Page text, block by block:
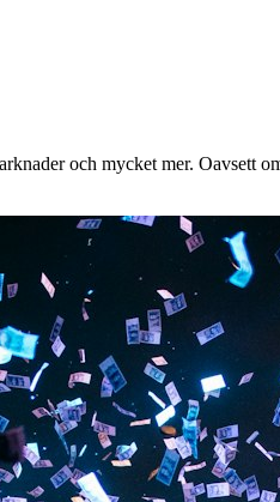
och mycket mer. Oavsett